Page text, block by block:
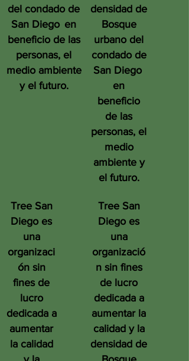
del condado de
San Diego en
beneficio de las
personas, el
medio ambiente
y el futuro.
Tree San
Diego es
una
organizaci
ón sin
fines de
lucro
dedicada a
aumentar
la calidad
densidad de
Bosque
urbano del
condado de
San Diego
en
beneficio
de las
personas, el
medio
ambiente y
el futuro.
Tree San
Diego es
una
organizació
n sin fines
de lucro
dedicada a
aumentar la
calidad y la
densidad de